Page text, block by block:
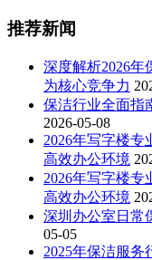
推荐新闻
深度解析2026年
为核心竞争力
保洁行业全面指
2026-05-08
2026年写字楼
高效办公环境
2026年写字楼
高效办公环境
深圳办公室日常
05-05
2025年保洁服